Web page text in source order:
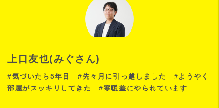
上口友也(みぐさん)
#気づいたら5年目 #先々月に引っ越しました #ようやく
部屋がスッキリしてきた #寒暖差にやられています